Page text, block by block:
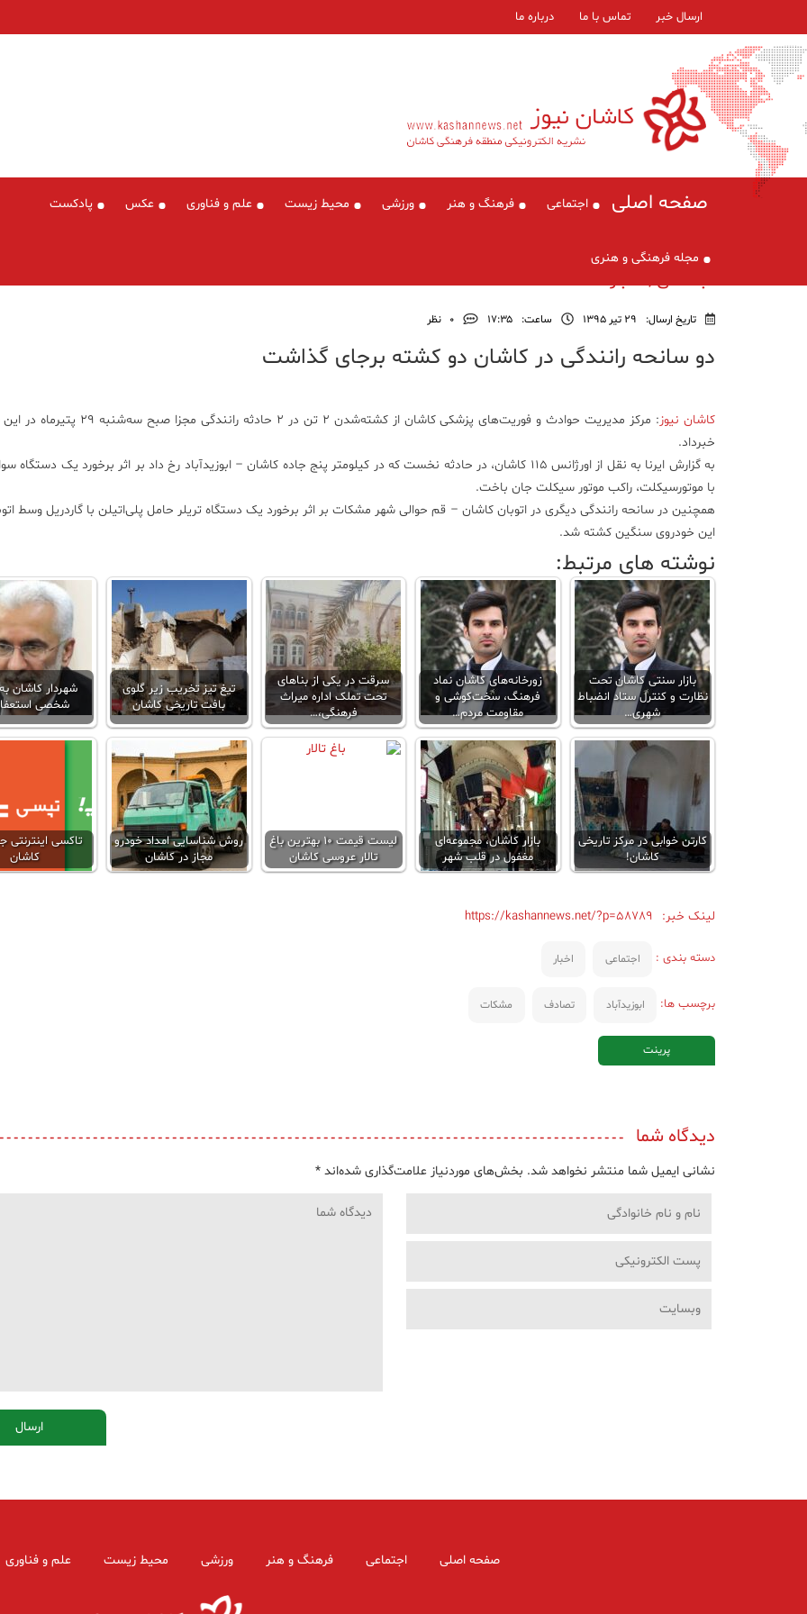
ارسال خبر تماس با ما درباره ما
صفحه اصلی اجتماعی فرهنگ و هنر ورزشی محیط زیست علم و فناوری عکس پادکست
مجله فرهنگی و هنری
اجتماعی , اخبار
تاریخ ارسال: 29 تیر 1395 ساعت: ۱۷:۳۵ 0 نظر
دو سانحه رانندگی در کاشان دو کشته برجای گذاشت
کاشان نیوز
: مرکز مدیریت حوادث و فوریت‌های پزشکی کاشان از کشته‌شدن ۲ تن در ۲ حادثه
خبرداد.
به گزارش ایرنا به نقل از اورژانس ۱۱۵ کاشان، در حادثه نخست که در کیلومتر پنج جاده کاشان – ابوزیدآباد رخ داد بر اثر برخورد یک
با موتورسیکلت، راکب موتور سیکلت جان باخت.
همچنین در سانحه رانندگی دیگری در اتوبان کاشان – قم حوالی شهر مشکات بر اثر برخورد یک دستگاه تریلر حامل پلی‌اتیلن با گاردریل وسط
این خودروی سنگین کشته شد.
نوشته های مرتبط:
بازار سنتی کاشان تحت
نظارت و کنترل ستاد انضباط
شهری…
زورخانه‌های کاشان نماد
فرهنگ، سخت‌کوشی و
مقاومت مردم…
سرقت در یکی از بناهای
تحت تملک اداره میراث
فرهنگی،…
تیغ تیز تخریب زیر گلوی
بافت تاریخی کاشان
شهردار کاشان
شخصی استعفا
کارتن خوابی در مرکز تاریخی
کاشان!
بازار کاشان، مجموعه‌ای
مغفول در قلب شهر
لیست قیمت ۱۰ بهترین باغ
تالار عروسی کاشان
روش شناسایی امداد خودرو
مجاز در کاشان
تاکسی اینترنتی
کاشان
لینک خبر: https://kashannews.net/?p=58789
دسته بندی : اجتماعی اخبار
برچسب ها: ابوزیدآباد تصادف مشکات
پرینت
دیدگاه شما
نشانی ایمیل شما منتشر نخواهد شد. بخش‌های موردنیاز علامت‌گذاری شده‌اند *
صفحه اصلی اجتماعی فرهنگ و هنر ورزشی محیط زیست علم و فناوری